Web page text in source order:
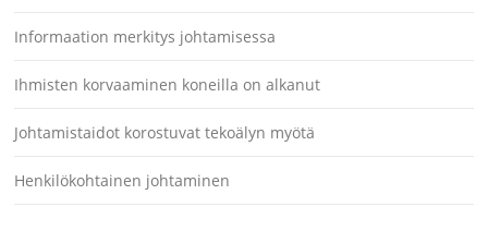
Informaation merkitys johtamisessa
Ihmisten korvaaminen koneilla on alkanut
Johtamistaidot korostuvat tekoälyn myötä
Henkilökohtainen johtaminen